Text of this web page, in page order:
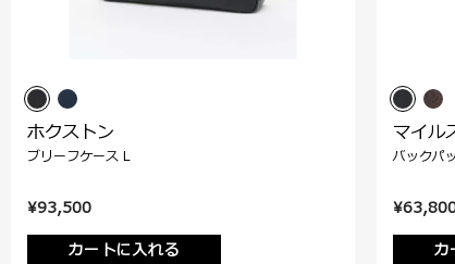
¥93,500
カートに入れる
ホクストン
ブリーフケース L
カ
マイル
バックパ